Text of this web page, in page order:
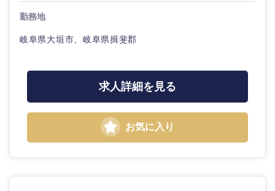
勤務地
岐阜県大垣市、岐阜県揖斐郡
求人詳細を見る
お気に入り